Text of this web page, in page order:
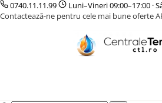
CENTRALE TERMICE
GAZ CONDENSATIE
CAZANE COMBUSTIBIL SOLID
CAZANE LEMNE CU GAZEIFICARE
POMPE DE CALDURA
POMPE DE CALDURA AER-APA
TERMOSTATE DE AMBIENT - AUTOMATIZARI
ELEMENTE SMART
INCALZIRE IN PARDOSEALA
0740.11.11.99
Luni–Vineri 09:00–17:00 ·
Contactează-ne pentru cele mai bune oferte